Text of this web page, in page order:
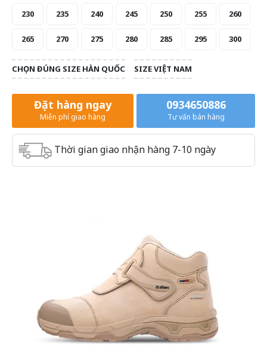
230
235 240 245 250 255 260
265 270 275 280 285 295 300
CHỌN ĐÚNG SIZE HÀN QUỐC SIZE VIỆT NAM
Đặt hàng ngay
Miễn phí giao hàng
0934650886
Tư vấn bán hàng
Thời gian giao nhận hàng 7-10 ngày